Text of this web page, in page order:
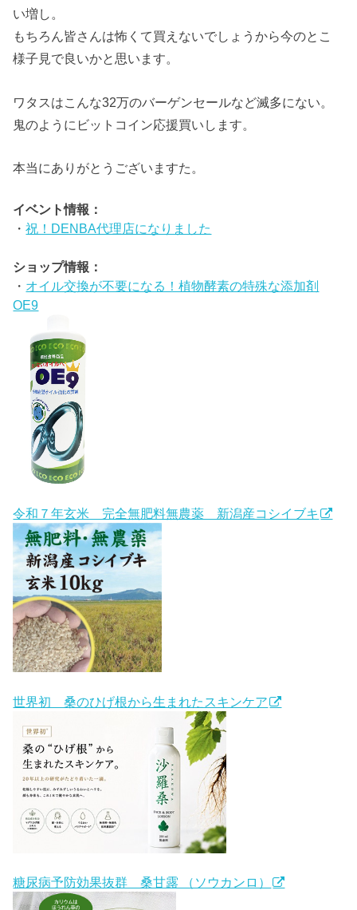
い増し。
もちろん皆さんは怖くて買えないでしょうから今のとこ
様子見で良いかと思います。
ワタスはこんな32万のバーゲンセールなど滅多にない。
鬼のようにビットコイン応援買いします。
本当にありがとうございますた。
イベント情報：
・祝！DENBA代理店になりました
ショップ情報：
・ オイル交換が不要になる！植物酵素の特殊な添加剤
OE9
令和７年玄米 完全無肥料無農薬 新潟産コシイブキ
世界初 桑のひげ根から生まれたスキンケア
糖尿病予防効果抜群 桑甘露 （ソウカンロ）